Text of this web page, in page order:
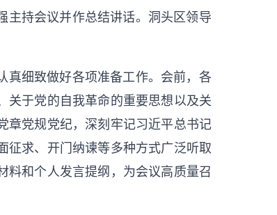
主持会议并作总结讲话。洞头区领导
真细致做好各项准备工作。会前，各
关于党的自我革命的重要思想以及关
章党规党纪，深刻牢记习近平总书记
求、 开门纳谏等多种方式广泛听取
料和个人发言提纲，为会议高质量召